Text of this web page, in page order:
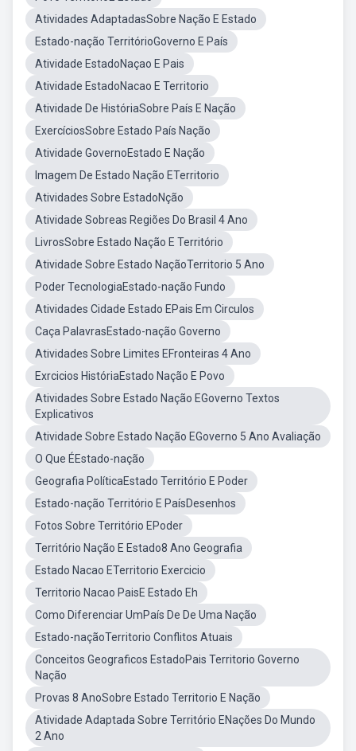
Atividades AdaptadasSobre Nação E Estado
Estado-nação TerritórioGoverno E País
Atividade EstadoNaçao E Pais
Atividade EstadoNacao E Territorio
Atividade De HistóriaSobre País E Nação
ExercíciosSobre Estado País Nação
Atividade GovernoEstado E Nação
Imagem De Estado Nação ETerritorio
Atividades Sobre EstadoNção
Atividade Sobreas Regiões Do Brasil 4 Ano
LivrosSobre Estado Nação E Território
Atividade Sobre Estado NaçãoTerritorio 5 Ano
Poder TecnologiaEstado-nação Fundo
Atividades Cidade Estado EPais Em Circulos
Caça PalavrasEstado-nação Governo
Atividades Sobre Limites EFronteiras 4 Ano
Exrcicios HistóriaEstado Nação E Povo
Atividades Sobre Estado Nação EGoverno Textos
Explicativos
Atividade Sobre Estado Nação EGoverno 5 Ano Avaliação
O Que ÉEstado-nação
Geografia PolíticaEstado Território E Poder
Estado-nação Território E PaísDesenhos
Fotos Sobre Território EPoder
Território Nação E Estado8 Ano Geografia
Estado Nacao ETerritorio Exercicio
Territorio Nacao PaisE Estado Eh
Como Diferenciar UmPaís De De Uma Nação
Estado-naçãoTerritorio Conflitos Atuais
Conceitos Geograficos EstadoPais Territorio Governo
Nação
Provas 8 AnoSobre Estado Territorio E Nação
Atividade Adaptada Sobre Território ENações Do Mundo
2 Ano